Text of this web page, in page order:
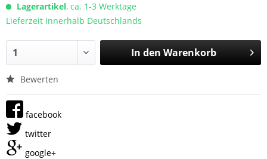
Lagerartikel, ca. 1-3 Werktage
Lieferzeit innerhalb Deutschlands
In den Warenkorb
Bewerten
facebook
twitter
google+